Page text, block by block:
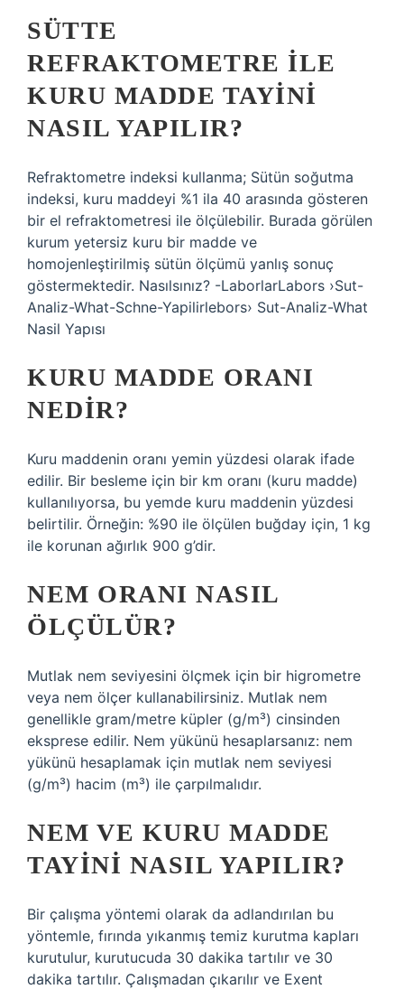
SÜTTE
REFRAKTOMETRE ILE
KURU MADDE TAYINI
NASIL YAPILIR?
Refraktometre indeksi kullanma; Sütün soğutma
indeksi, kuru maddeyi %1 ila 40 arasında gösteren
bir el refraktometresi ile ölçülebilir. Burada görülen
kurum yetersiz kuru bir madde ve
homojenleştirilmiş sütün ölçümü yanlış sonuç
göstermektedir. Nasılsınız? -LaborlarLabors ›Sut-
Analiz-What-Schne-Yapilirlebors› Sut-Analiz-What
Nasil Yapısı
KURU MADDE ORANI
NEDIR?
Kuru maddenin oranı yemin yüzdesi olarak ifade
edilir. Bir besleme için bir km oranı (kuru madde)
kullanılıyorsa, bu yemde kuru maddenin yüzdesi
belirtilir. Örneğin: %90 ile ölçülen buğday için, 1 kg
ile korunan ağırlık 900 g’dir.
NEM ORANI NASIL
ÖLÇÜLÜR?
Mutlak nem seviyesini ölçmek için bir higrometre
veya nem ölçer kullanabilirsiniz. Mutlak nem
genellikle gram/metre küpler (g/m³) cinsinden
eksprese edilir. Nem yükünü hesaplarsanız: nem
yükünü hesaplamak için mutlak nem seviyesi
(g/m³) hacim (m³) ile çarpılmalıdır.
NEM VE KURU MADDE
TAYINI NASIL YAPILIR?
Bir çalışma yöntemi olarak da adlandırılan bu
yöntemle, fırında yıkanmış temiz kurutma kapları
kurutulur, kurutucuda 30 dakika tartılır ve 30
dakika tartılır. Çalışmadan çıkarılır ve Exent